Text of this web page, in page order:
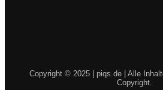
Copyright © 2025 | piqs.de | Alle
Copyright.